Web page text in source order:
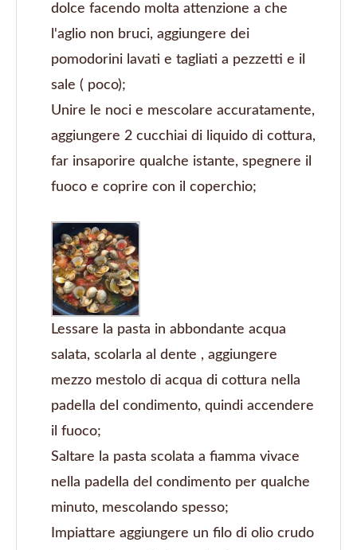
dolce facendo molta attenzione a che
l'aglio non bruci, aggiungere dei
pomodorini lavati e tagliati a pezzetti e il
sale ( poco);
Unire le noci e mescolare accuratamente,
aggiungere 2 cucchiai di liquido di cottura,
far insaporire qualche istante, spegnere il
fuoco e coprire con il coperchio;
Lessare la pasta in abbondante acqua
salata, scolarla al dente , aggiungere
mezzo mestolo di acqua di cottura nella
padella del condimento, quindi accendere
il fuoco;
Saltare la pasta scolata a fiamma vivace
nella padella del condimento per qualche
minuto, mescolando spesso;
Impiattare aggiungere un filo di olio crudo